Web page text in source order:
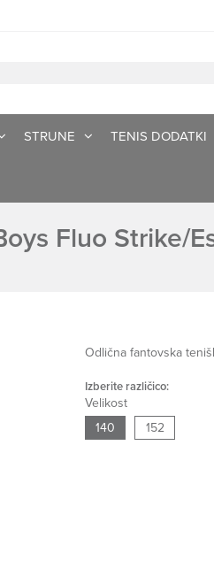
STRUNE TENIS DODATKI
Fluo Strike/
Odlična fantovska
Izberite različico:
Velikost
140
152